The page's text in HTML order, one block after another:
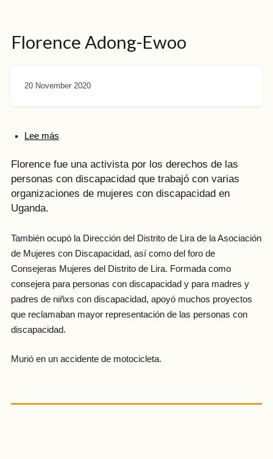
Florence Adong-Ewoo
20 November 2020
Lee más
Florence fue una activista por los derechos de las
personas con discapacidad que trabajó con varias
organizaciones de mujeres con discapacidad en
Uganda.
También ocupó la Dirección del Distrito de Lira de la Asociación
de Mujeres con Discapacidad, así como del foro de
Consejeras Mujeres del Distrito de Lira. Formada como
consejera para personas con discapacidad y para madres y
padres de niñxs con discapacidad, apoyó muchos proyectos
que reclamaban mayor representación de las personas con
discapacidad.
Murió en un accidente de motocicleta.